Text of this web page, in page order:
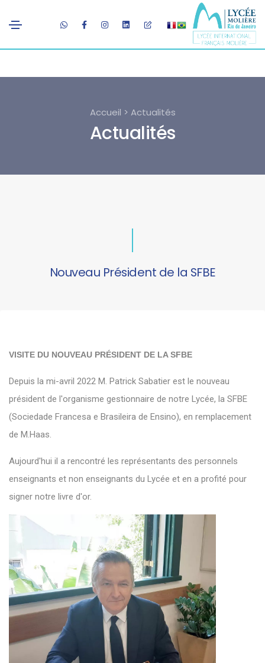
Accueil > Actualités
Actualités
Nouveau Président de la SFBE
VISITE DU NOUVEAU PRÉSIDENT DE LA SFBE
Depuis la mi-avril 2022 M. Patrick Sabatier est le nouveau
président de l'organisme gestionnaire de notre Lycée, la SFBE
(Sociedade Francesa e Brasileira de Ensino), en remplacement
de M.Haas.
Aujourd'hui il a rencontré les représentants des personnels
enseignants et non enseignants du Lycée et en a profité pour
signer notre livre d'or.